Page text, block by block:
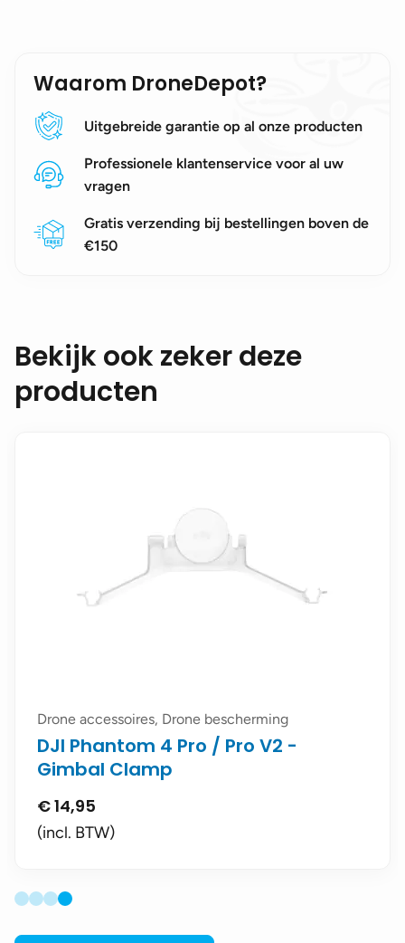
Waarom DroneDepot?
Uitgebreide garantie op al onze producten
Professionele klantenservice voor al uw
vragen
Gratis verzending bij bestellingen boven de
€150
Bekijk ook zeker deze
producten
Drone accessoires, Drone bescherming
DJI Phantom 4 Pro / Pro V2 -
Gimbal Clamp
€14,95
(incl. BTW)